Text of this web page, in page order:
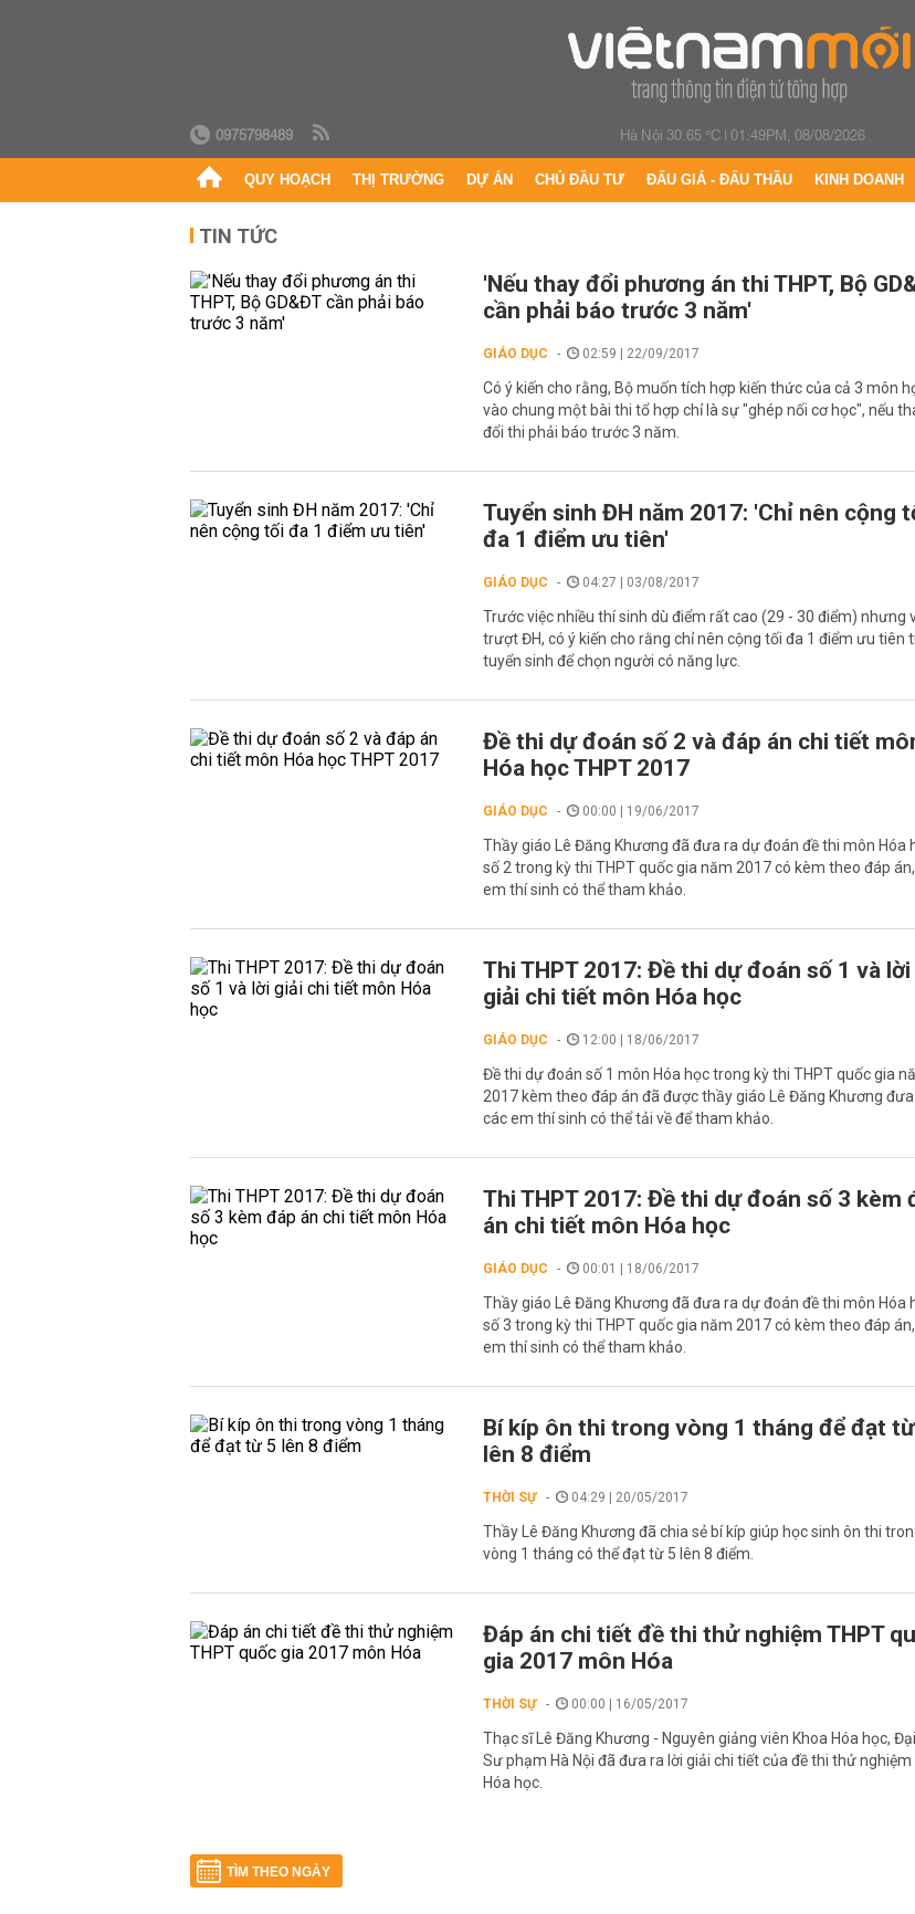
0975798489 Hà Nội 30.65 °C|01:49PM, 08/08/2026
QUY HOẠCH THỊ TRƯỜNG DỰ ÁN CHỦ ĐẦU TƯ ĐẤU GIÁ - ĐẤU THẦU KINH DOANH
TIN TỨC
'Nếu thay đổi phương án thi THPT, Bộ
cần phải báo trước 3 năm'
GIÁO DỤC 02:59 | 22/09/2017
Có ý kiến cho rằng, Bộ muốn tích hợp kiến thức của cả 3 môn
vào chung một bài thi tổ hợp chỉ là sự "ghép nối cơ học", nếu
đổi thi phải báo trước 3 năm.
Tuyển sinh ĐH năm 2017: 'Chỉ nên cộng
đa 1 điểm ưu tiên'
GIÁO DỤC 04:27 | 03/08/2017
Trước việc nhiều thí sinh dù điểm rất cao (29 - 30 điểm) nhưng
trượt ĐH, có ý kiến cho rằng chỉ nên cộng tối đa 1 điểm ưu tiên
tuyển sinh để chọn người có năng lực.
Đề thi dự đoán số 2 và đáp án chi tiết
Hóa học THPT 2017
GIÁO DỤC 00:00 | 19/06/2017
Thầy giáo Lê Đăng Khương đã đưa ra dự đoán đề thi môn Hóa
số 2 trong kỳ thi THPT quốc gia năm 2017 có kèm theo đáp
em thí sinh có thể tham khảo.
Thi THPT 2017: Đề thi dự đoán số 1 và lời
giải chi tiết môn Hóa học
GIÁO DỤC 12:00 | 18/06/2017
Đề thi dự đoán số 1 môn Hóa học trong kỳ thi THPT quốc gia
2017 kèm theo đáp án đã được thầy giáo Lê Đăng Khương đưa
các em thí sinh có thể tải về để tham khảo.
Thi THPT 2017: Đề thi dự đoán số 3 kèm
án chi tiết môn Hóa học
GIÁO DỤC 00:01 | 18/06/2017
Thầy giáo Lê Đăng Khương đã đưa ra dự đoán đề thi môn Hóa
số 3 trong kỳ thi THPT quốc gia năm 2017 có kèm theo đáp
em thí sinh có thể tham khảo.
Bí kíp ôn thi trong vòng 1 tháng để đạt
lên 8 điểm
THỜI SỰ 04:29 | 20/05/2017
Thầy Lê Đăng Khương đã chia sẻ bí kíp giúp học sinh ôn thi
vòng 1 tháng có thể đạt từ 5 lên 8 điểm.
Đáp án chi tiết đề thi thử nghiệm THPT
gia 2017 môn Hóa
THỜI SỰ 00:00 | 16/05/2017
Thạc sĩ Lê Đăng Khương - Nguyên giảng viên Khoa Hóa học,
Sư phạm Hà Nội đã đưa ra lời giải chi tiết của đề thi thử
Hóa học.
TÌM THEO NGÀY